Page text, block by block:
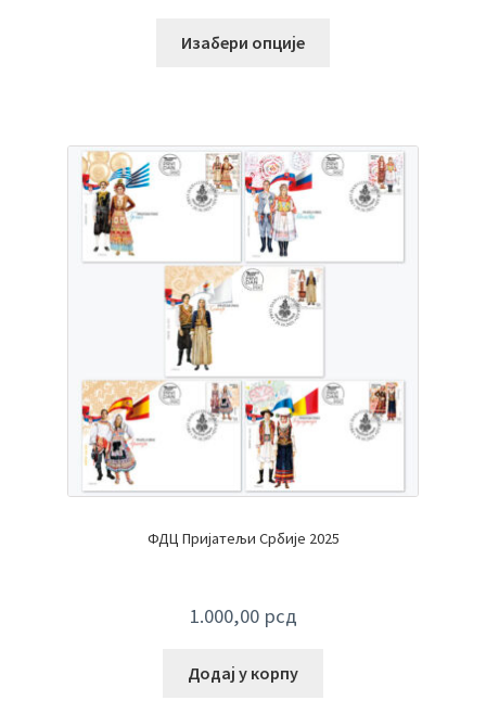
Изабери опције
ФДЦ Пријатељи Србије 2025
1.000,00 рсд
Додај у корпу